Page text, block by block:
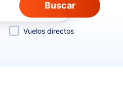
Vuelos directos